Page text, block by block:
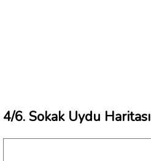
4/6. Sokak Uydu Haritası